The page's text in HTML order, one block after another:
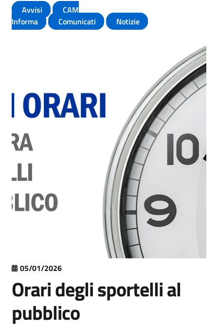
Avvisi
CAM
Informa
Comunicati Notizie
05/01/2026
Orari degli sportelli al
pubblico